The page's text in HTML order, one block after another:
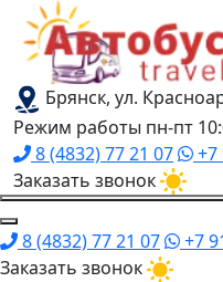
Брянск, ул.
Режим работы пн-пт
8 (4832) 77 21 07
+7
Заказать звонок
8 (4832) 77 21 07
+7
Заказать звонок